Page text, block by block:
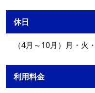
休日
（4月～10月）月・
利用料金